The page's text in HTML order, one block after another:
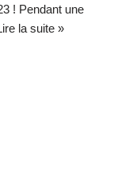
! Pendant une
la suite »